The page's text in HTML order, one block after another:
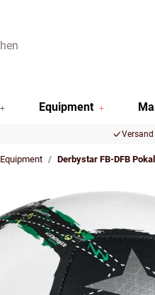
Equipment
Equipment Derbystar FB-DFB